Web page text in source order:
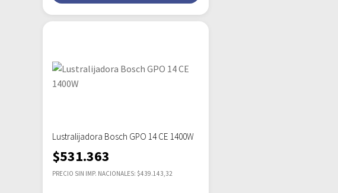
Lustralijadora Bosch GPO 14 CE 1400W
$531.363
PRECIO SIN IMP. NACIONALES: $439.143,32